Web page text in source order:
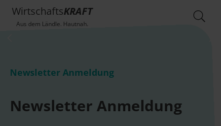
WirtschaftsKRAFT
Aus dem Ländle. Hautnah.
Newsletter Anmeldung
Newsletter Anmeldung